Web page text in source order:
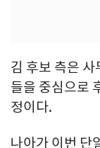
김 후보 측은
들을 중심으로
정이다.
나아가 이번 단